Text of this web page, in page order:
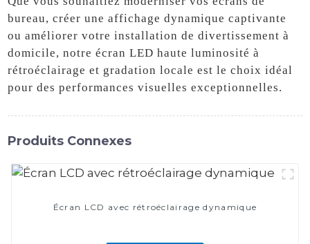
bureau, créer une affichage dynamique captivante
ou améliorer votre installation de divertissement à
domicile, notre écran LED haute luminosité à
rétroéclairage et gradation locale est le choix idéal
pour des performances visuelles exceptionnelles.
Produits Connexes
Écran LCD avec rétroéclairage dynamique